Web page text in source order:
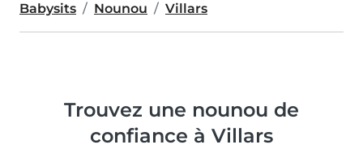
Babysits Nounou Villars
Trouvez une nounou de
confiance à Villars